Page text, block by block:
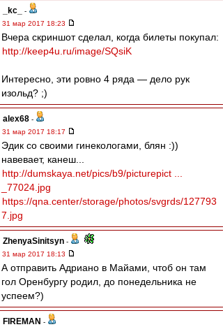
_kc_
-
31 мар 2017 18:23
Вчера скриншот сделал, когда билеты покупал:
http://keep4u.ru/image/SQsiK
Интересно, эти ровно 4 ряда — дело рук
изольд? ;)
alex68 -
31 мар 2017 18:17
Эдик со своими гинекологами, блян :))
навевает, канеш...
http://dumskaya.net/pics/b9/picturepict ...
_77024.jpg
https://qna.center/storage/photos/svgrds/127793
7.jpg
ZhenyaSinitsyn -
31 мар 2017 18:13
А отправить Адриано в Майами, чтоб он там
гол Оренбургу родил, до понедельника не
успеем?)
FIREMAN -